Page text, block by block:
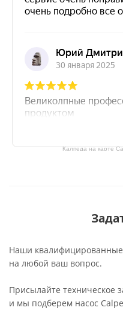
Калпеда на карте
Наши квалифицированные
на любой ваш вопрос.
Присылайте техническое
и мы подберем насос